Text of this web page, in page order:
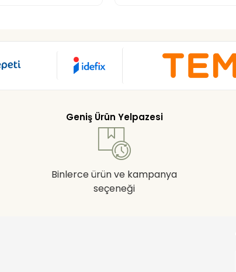
Geniş Ürün Yelpazesi
Binlerce ürün ve kampanya
seçeneği